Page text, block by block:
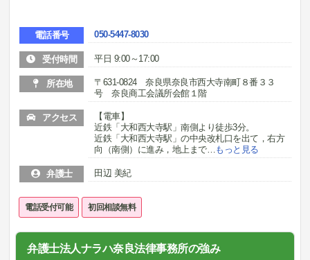
電話番号 050-5447-8030
受付時間 平日 9:00～17:00
所在地
〒631-0824 奈良県奈良市西大寺南町８番３３
号 奈良商工会議所会館１階
アクセス
【電車】
近鉄「大和西大寺駅」南側より徒歩3分。
近鉄「大和西大寺駅」の中央改札口を出て，右方
向（南側）に進み，地上まで… もっと見る
弁護士 田辺 美紀
電話受付可能 初回相談無料
弁護士法人ナラハ奈良法律事務所の強み